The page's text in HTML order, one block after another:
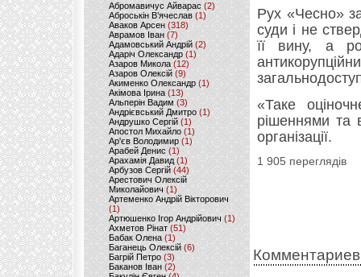
Абромавичус Айварас (2)
Аброськін В’ячеслав(1)
Аваков Арсен (318)
Аврамов Іван (7)
Адамовський Андрій(2)
Адаріч Олександр (1)
Азаров Микола (12)
Азаров Олексій (9)
Акименко Олександр(1)
Акімова Ірина(13)
Альперін Вадим (3)
Андрієвський Дмитро(1)
Андрушко Сергій(1)
Апостол Михайло(1)
Ар'єв Володимир (1)
Арабей Денис(1)
Арахамія Давид (1)
Арбузов Сергій (44)
Арестович Олексій
Миколайович(1)
Артеменко Андрій Вікторович
(1)
Артюшенко Ігор Андрійович(1)
Ахметов Рінат(51)
Бабак Олена(1)
Баганець Олексій(6)
Багрій Петро (3)
Баканов Іван(2)
Рух «Чесно»
суди і не
її вину, а
«Таке
рішеннями та
організації.
1 905 переглядів